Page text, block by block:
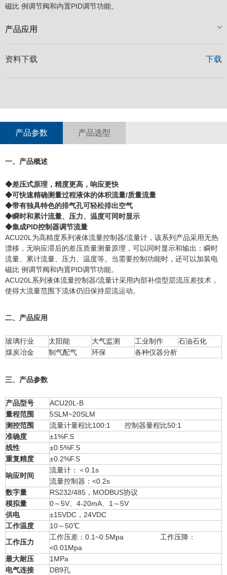
磁比 例调节阀和内置PID调节功能。
产品应用
资料下载 下载
产品参数 产品选型
一、产品概述
◆差压式原理，精度更高，响应更快
◆可快速精确测量过程液体的体积流量/质量流量
◆带有独具特色的排气孔可轻松排出空气
◆瞬时和累计流量、压力、温度可同时显示
◆集成PID控制器调节流量
ACU20L为高精度系列液体流量控制器/流量计，该系列产品采用无热
漂移，无响应滞后的差压质量测量原理，可以同时显示和输出：瞬时
流量、累计流量、压力、温度等。当需要控制功能时，还可以加装电
磁比 例调节阀和内置PID调节功能。
ACU20L系列液体流量控制器/流量计采用内部补偿型层流压差技术，
使得大流量范围下流体仍旧保持层流运动。
二、产品应用
玻璃行业 太阳能 大气监测 工业制作
石油石化
煤炭冶金
制气配气 环保 各种仪器分析
三、产品参数
产品型号
ACU20L-B
量程范围
5SLM~20SLM
测控范围
流量计量程比100:1 控制器量程比50:1
准确度
±1%F.S
线性
±0.5%F.S
重复精度
±0.2%F.S
响应时间
流量计：＜0.1s
流量控制器：<0.2s
数字量
RS232/485，MODBUS协议
模拟量
0～5V、4-20mA、1～5V
供电
±15VDC，24VDC
工作温度
10～50℃
工作压力
工作压差：0.1~0.5Mpa 工作压降：
<0.01Mpa
最大耐压
1MPa
电气连接
DB9孔